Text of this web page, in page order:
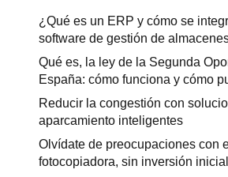
¿Qué es un ERP y cómo se
software de gestión de
Qué es, la ley de la Segunda
España: cómo funciona y cómo
Reducir la congestión con
aparcamiento inteligentes
Olvídate de preocupaciones con
fotocopiadora, sin inversión inicial